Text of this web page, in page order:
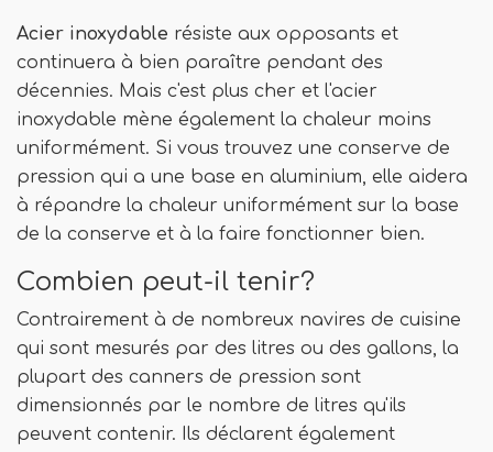
Acier inoxydable résiste aux opposants et
continuera à bien paraître pendant des
décennies. Mais c'est plus cher et l'acier
inoxydable mène également la chaleur moins
uniformément. Si vous trouvez une conserve de
pression qui a une base en aluminium, elle aidera
à répandre la chaleur uniformément sur la base
de la conserve et à la faire fonctionner bien.
Combien peut-il tenir?
Contrairement à de nombreux navires de cuisine
qui sont mesurés par des litres ou des gallons, la
plupart des canners de pression sont
dimensionnés par le nombre de litres qu'ils
peuvent contenir. Ils déclarent également